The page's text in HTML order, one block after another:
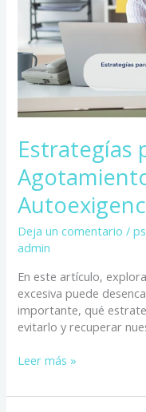
Estrategías
Deja un comentario /
admin
En este artículo,
excesiva puede
importante, qué
evitarlo y recuperar
por
Autoexigencia
Leer más »